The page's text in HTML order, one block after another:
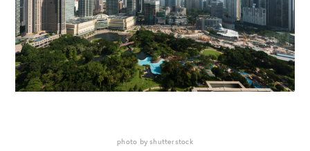
photo by shutterstock